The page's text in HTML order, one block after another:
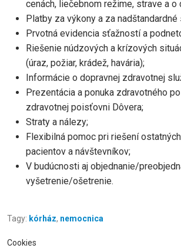
cenách, liečebnom režime, strave a o
Platby za výkony a za nadštandardné
Prvotná evidencia sťažností a
Riešenie núdzových a krízových
(úraz, požiar, krádež, havária);
Informácie o dopravnej zdravotnej
Prezentácia a ponuka zdravotného
zdravotnej poisťovni Dôvera;
Straty a nálezy;
Flexibilná pomoc pri riešení
pacientov a návštevníkov;
V budúcnosti aj objednanie/
vyšetrenie/ošetrenie.
Tagy: kórház, nemocnica
Cookies